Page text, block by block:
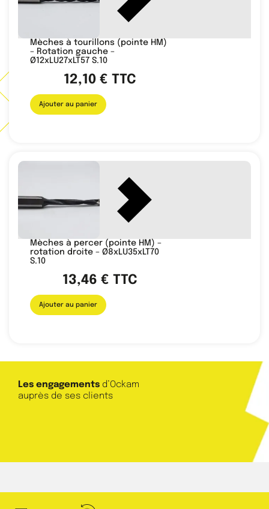
Mèches à tourillons (pointe HM)
– Rotation gauche –
Ø12xLU27xLT57 S.10
12,10 € TTC
Ajouter au panier
Mèches à percer (pointe HM) –
rotation droite – Ø8xLU35xLT70
S.10
13,46 € TTC
Ajouter au panier
Les engagements d’Ockam
auprès de ses clients